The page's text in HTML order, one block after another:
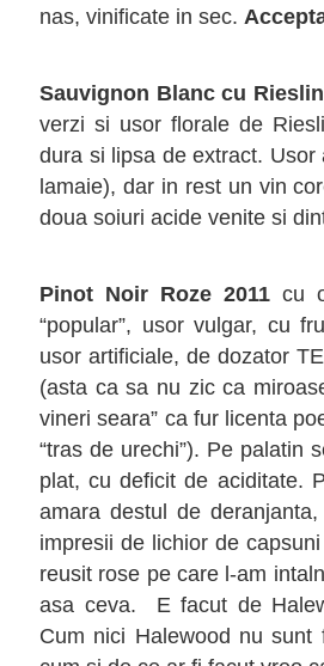
nas, vinificate in sec.
Sauvignon Blanc cu
verzi si usor florale de
dura si lipsa de extract.
lamaie), dar in rest un vin
doua soiuri acide venite si
Pinot Noir Roze 2011 cu
“popular”, usor vulgar, cu
usor artificiale, de dozator
(asta ca sa nu zic ca
vineri seara” ca fur licenta
“tras de urechi”). Pe palatin
plat, cu deficit de aciditate.
amara destul de
impresii de lichior de
reusit rose pe care l-am
asa ceva. E facut de
Cum nici Halewood nu